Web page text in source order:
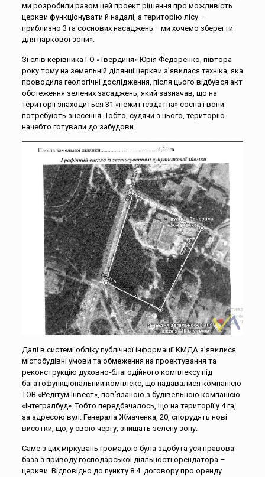
ми розробили разом цей проект рішення про можливість
церкви функціонувати й надалі, а територію лісу –
приблизно 3 га соснових насаджень − ми хочемо зберегти
для паркової зони».
Зі слів керівника ГО «Твердиня» Юрія Федоренко, півтора
року тому на земельній ділянці церкви з’явилася техніка, яка
проводила геологічні дослідження, після цього відбувся акт
обстеження зелених засаджень, який зазначав, що на
території знаходиться 31 «нежиттєздатна» сосна і вони
потребують знесення. Тобто, судячи з цього, територію
начебто готували до забудови.
Далі в системі обліку публічної інформації КМДА з’явилися
містобудівні умови та обмеження на проектування та
реконструкцію духовно-благодійного комплексу під
багатофункціональний комплекс, що надавалися компанією
ТОВ «Редітум Інвест», пов’язаною з будівельною компанією
«Інтегралбуд». Тобто передбачалось, що на території у 4 га,
за адресою вул. Генерала Жмаченка, 20, спорудять нові
висотки, що, у свою чергу, знищать зелену зону.
Саме з цих міркувань громадою була здобута уся правова
база з приводу господарської діяльності орендатора –
церкви. Відповідно до пункту 8.4. договору про оренду